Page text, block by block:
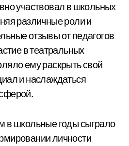
участвовал в школьных
различные роли и
отзывы от педагогов
в театральных
ему раскрыть свой
и наслаждаться
в школьные годы сыграло
личности